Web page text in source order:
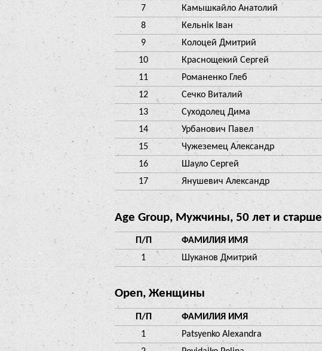
7
Камышкайло Анатолий
8
Кельнік Іван
9
Колоцей Дмитрий
10
Краснощекий Сергей
11
Романенко Глеб
12
Сечко Виталий
13
Суходолец Дима
14
Урбанович Павел
15
Чужеземец Александр
16
Шауло Сергей
17
Янушевич Александр
Age Group, Мужчины, 50 лет и старше
П/П
ФАМИЛИЯ ИМЯ
1
Шуканов Дмитрий
Open, Женщины
П/П
ФАМИЛИЯ ИМЯ
1
Patsyenko Alexandra